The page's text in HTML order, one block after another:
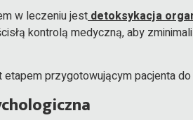
w leczeniu jestdetoksykacja
kontrolą medyczną, aby
przygotowującym pacjenta